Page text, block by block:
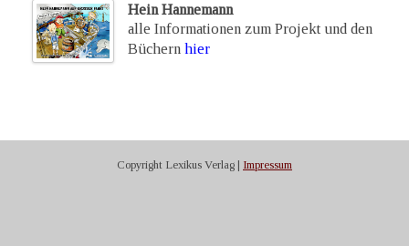
Hein Hannemann
alle Informationen zum Projekt und den
Büchern hier
Copyright Lexikus Verlag | Impressum